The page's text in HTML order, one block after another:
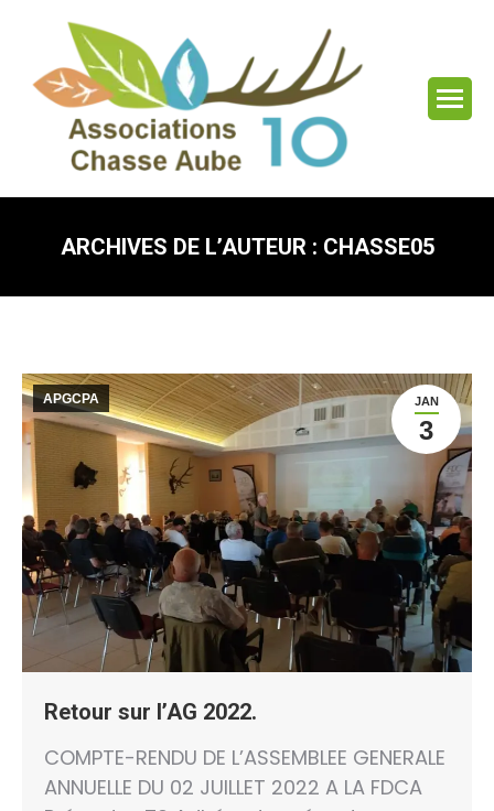
ARCHIVES DE L’AUTEUR : CHASSE05
JAN
3
APGCPA
Retour sur l’AG 2022.
COMPTE-RENDU DE L’ASSEMBLEE GENERALE
ANNUELLE DU 02 JUILLET 2022 A LA FDCA